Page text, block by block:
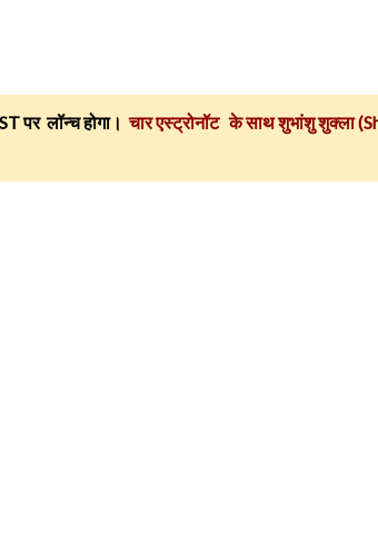
पर लॉन्च होगा।चारएस्ट्रोनॉट के साथशुभांशु शुक्ला